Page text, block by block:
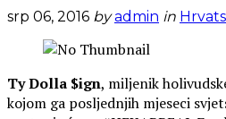
srp 06, 2016 by admin in
Ty Dolla $ign, miljenik
kojom ga posljednjih mjeseci